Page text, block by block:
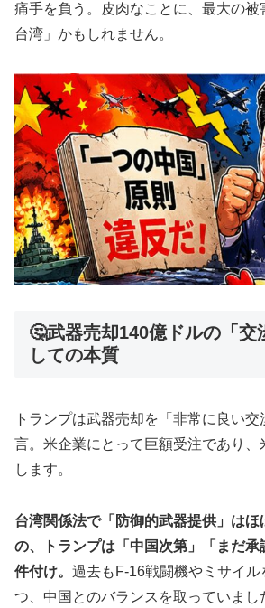
痛手を負う。皮肉なことに、最大の被
台湾」かもしれません。
🤔武器売却140億ドルの「交
しての本質
トランプは武器売却を「非常に良い
言。米企業にとって巨額受注であり、
します。
台湾関係法で「防御的武器提供」はほ
の、トランプは「中国次第」「まだ承
件付け。 過去もF-16戦闘機やミサイル
つ、中国とのバランスを取っていまし